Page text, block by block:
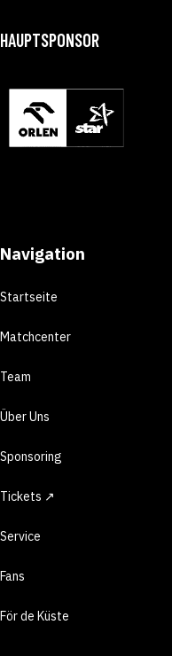
HAUPTSPONSOR
Navigation
Startseite
Matchcenter
Team
Über Uns
Sponsoring
Tickets ↗
Service
Fans
För de Küste